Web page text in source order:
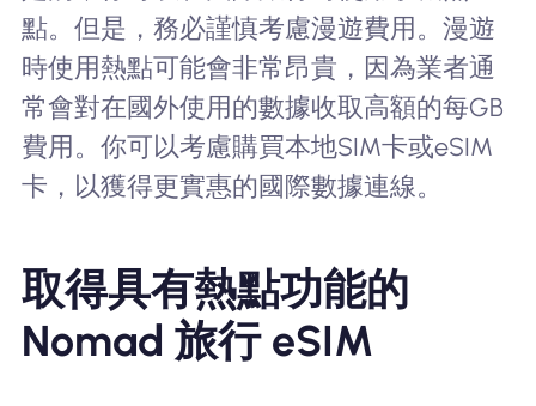
點。但是，務必謹慎考慮漫遊費用。漫遊
時使用熱點可能會非常昂貴，因為業者通
常會對在國外使用的數據收取高額的每GB
費用。你可以考慮購買本地SIM卡或eSIM
卡，以獲得更實惠的國際數據連線。
取得具有熱點功能的
Nomad 旅行 eSIM